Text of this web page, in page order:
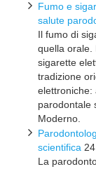
Fumo e
salute
Il fumo di
quella orale.
sigarette
tradizione
elettroniche:
parodontale
Moderno.
scientifica
La